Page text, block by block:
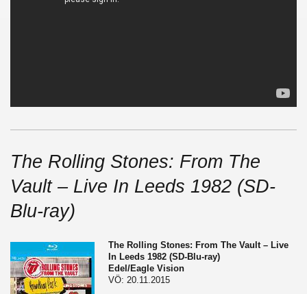
The Rolling Stones: From The
Vault – Live In Leeds 1982 (SD-
Blu-ray)
The Rolling Stones: From The Vault – Live
In Leeds 1982 (SD-Blu-ray)
Edel/Eagle Vision
VÖ: 20.11.2015